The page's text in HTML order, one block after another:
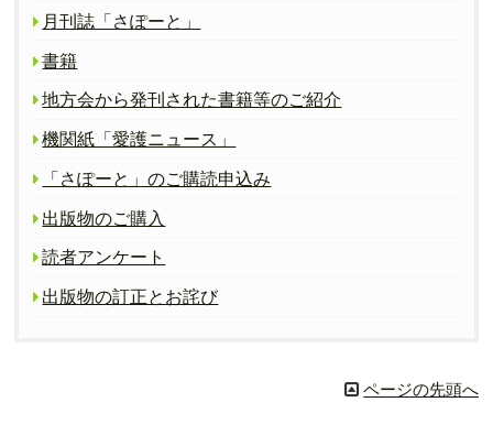
月刊誌「さぽーと」
書籍
地方会から発刊された書籍等のご紹介
機関紙「愛護ニュース」
「さぽーと」のご購読申込み
出版物のご購入
読者アンケート
出版物の訂正とお詫び
ページの先頭へ